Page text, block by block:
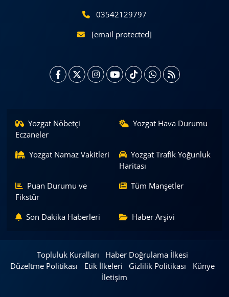
03542129797
[email protected]
Yozgat Nöbetçi
Eczaneler
Yozgat Hava Durumu
Yozgat Namaz Vakitleri
Yozgat Trafik Yoğunluk
Haritası
Puan Durumu ve
Fikstür
Tüm Manşetler
Son Dakika Haberleri Haber Arşivi
Topluluk Kuralları
Haber Doğrulama İlkesi
Düzeltme Politikası
Etik İlkeleri Gizlilik Politikası
Künye
İletişim